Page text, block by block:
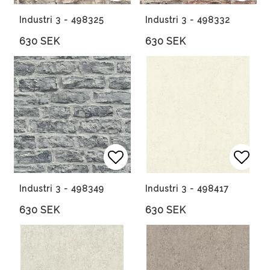
Lägg till i favoritlistan
Lägg till i favoritlistan
Industri 3 - 498325
630 SEK
Industri 3 - 498332
630 SEK
Lägg till i favoritlistan
Lägg till i favoritlistan
Industri 3 - 498349
630 SEK
Industri 3 - 498417
630 SEK